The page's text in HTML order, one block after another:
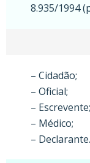
8.935/1994
– Cidadão;
– Oficial;
– Escrevente;
– Médico;
– Declarante.